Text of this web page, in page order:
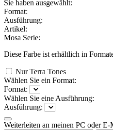
Sie haben ausgewählt:
Format:
Ausführung:
Artikel:
Mosa Serie:
Diese Farbe ist erhältlich in
Nur Terra Tones
Wählen Sie ein Format:
Format:
Wählen Sie eine Ausführung:
Ausführung:
Weiterleiten an meinen PC oder E-